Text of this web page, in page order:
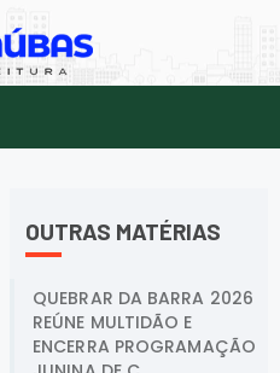
OUTRAS MATÉRIAS
QUEBRAR DA BARRA 2026
REÚNE MULTIDÃO E
ENCERRA PROGRAMAÇÃO